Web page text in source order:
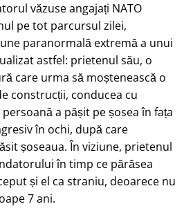
văzuse angajați NATO
pe tot parcursul zilei,
paranormală extremă a unui
astfel: prietenul său, o
care urma să moștenească o
construcții, conducea cu
a pășit pe șosea în fața
în ochi, după care
șoseaua. În viziune, prietenul
în timp ce părăsea
și el ca straniu, deoarece nu
7 ani.